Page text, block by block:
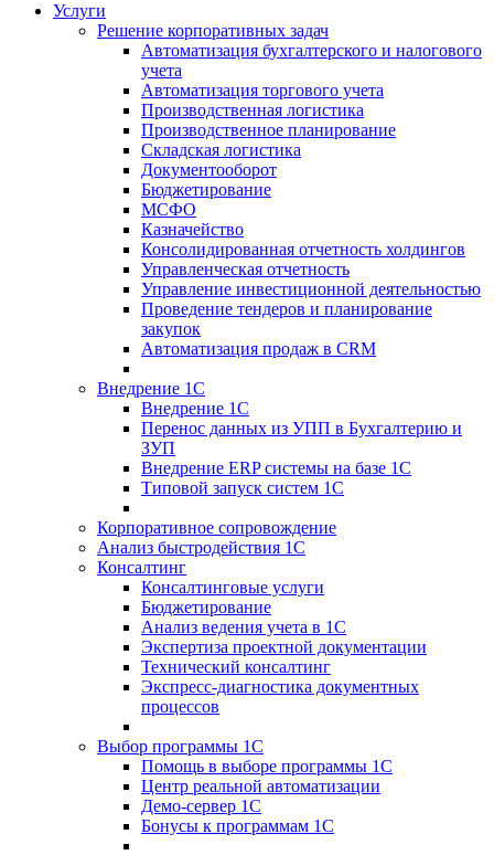
Услуги
Решение корпоративных задач
Автоматизация бухгалтерского и налогового
учета
Автоматизация торгового учета
Производственная логистика
Производственное планирование
Складская логистика
Документооборот
Бюджетирование
МСФО
Казначейство
Консолидированная отчетность холдингов
Управленческая отчетность
Управление инвестиционной деятельностью
Проведение тендеров и планирование
закупок
Автоматизация продаж в CRM
Внедрение 1С
Внедрение 1С
Перенос данных из УПП в Бухгалтерию и
ЗУП
Внедрение ERP системы на базе 1С
Типовой запуск систем 1С
Корпоративное сопровождение
Анализ быстродействия 1С
Консалтинг
Консалтинговые услуги
Бюджетирование
Анализ ведения учета в 1С
Экспертиза проектной документации
Технический консалтинг
Экспресс-диагностика документных
процессов
Выбор программы 1С
Помощь в выборе программы 1С
Центр реальной автоматизации
Демо-сервер 1С
Бонусы к программам 1С